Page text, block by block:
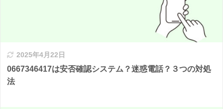
2025年4月22日
0667346417は安否確認システム？迷惑電話？３つの対処
法